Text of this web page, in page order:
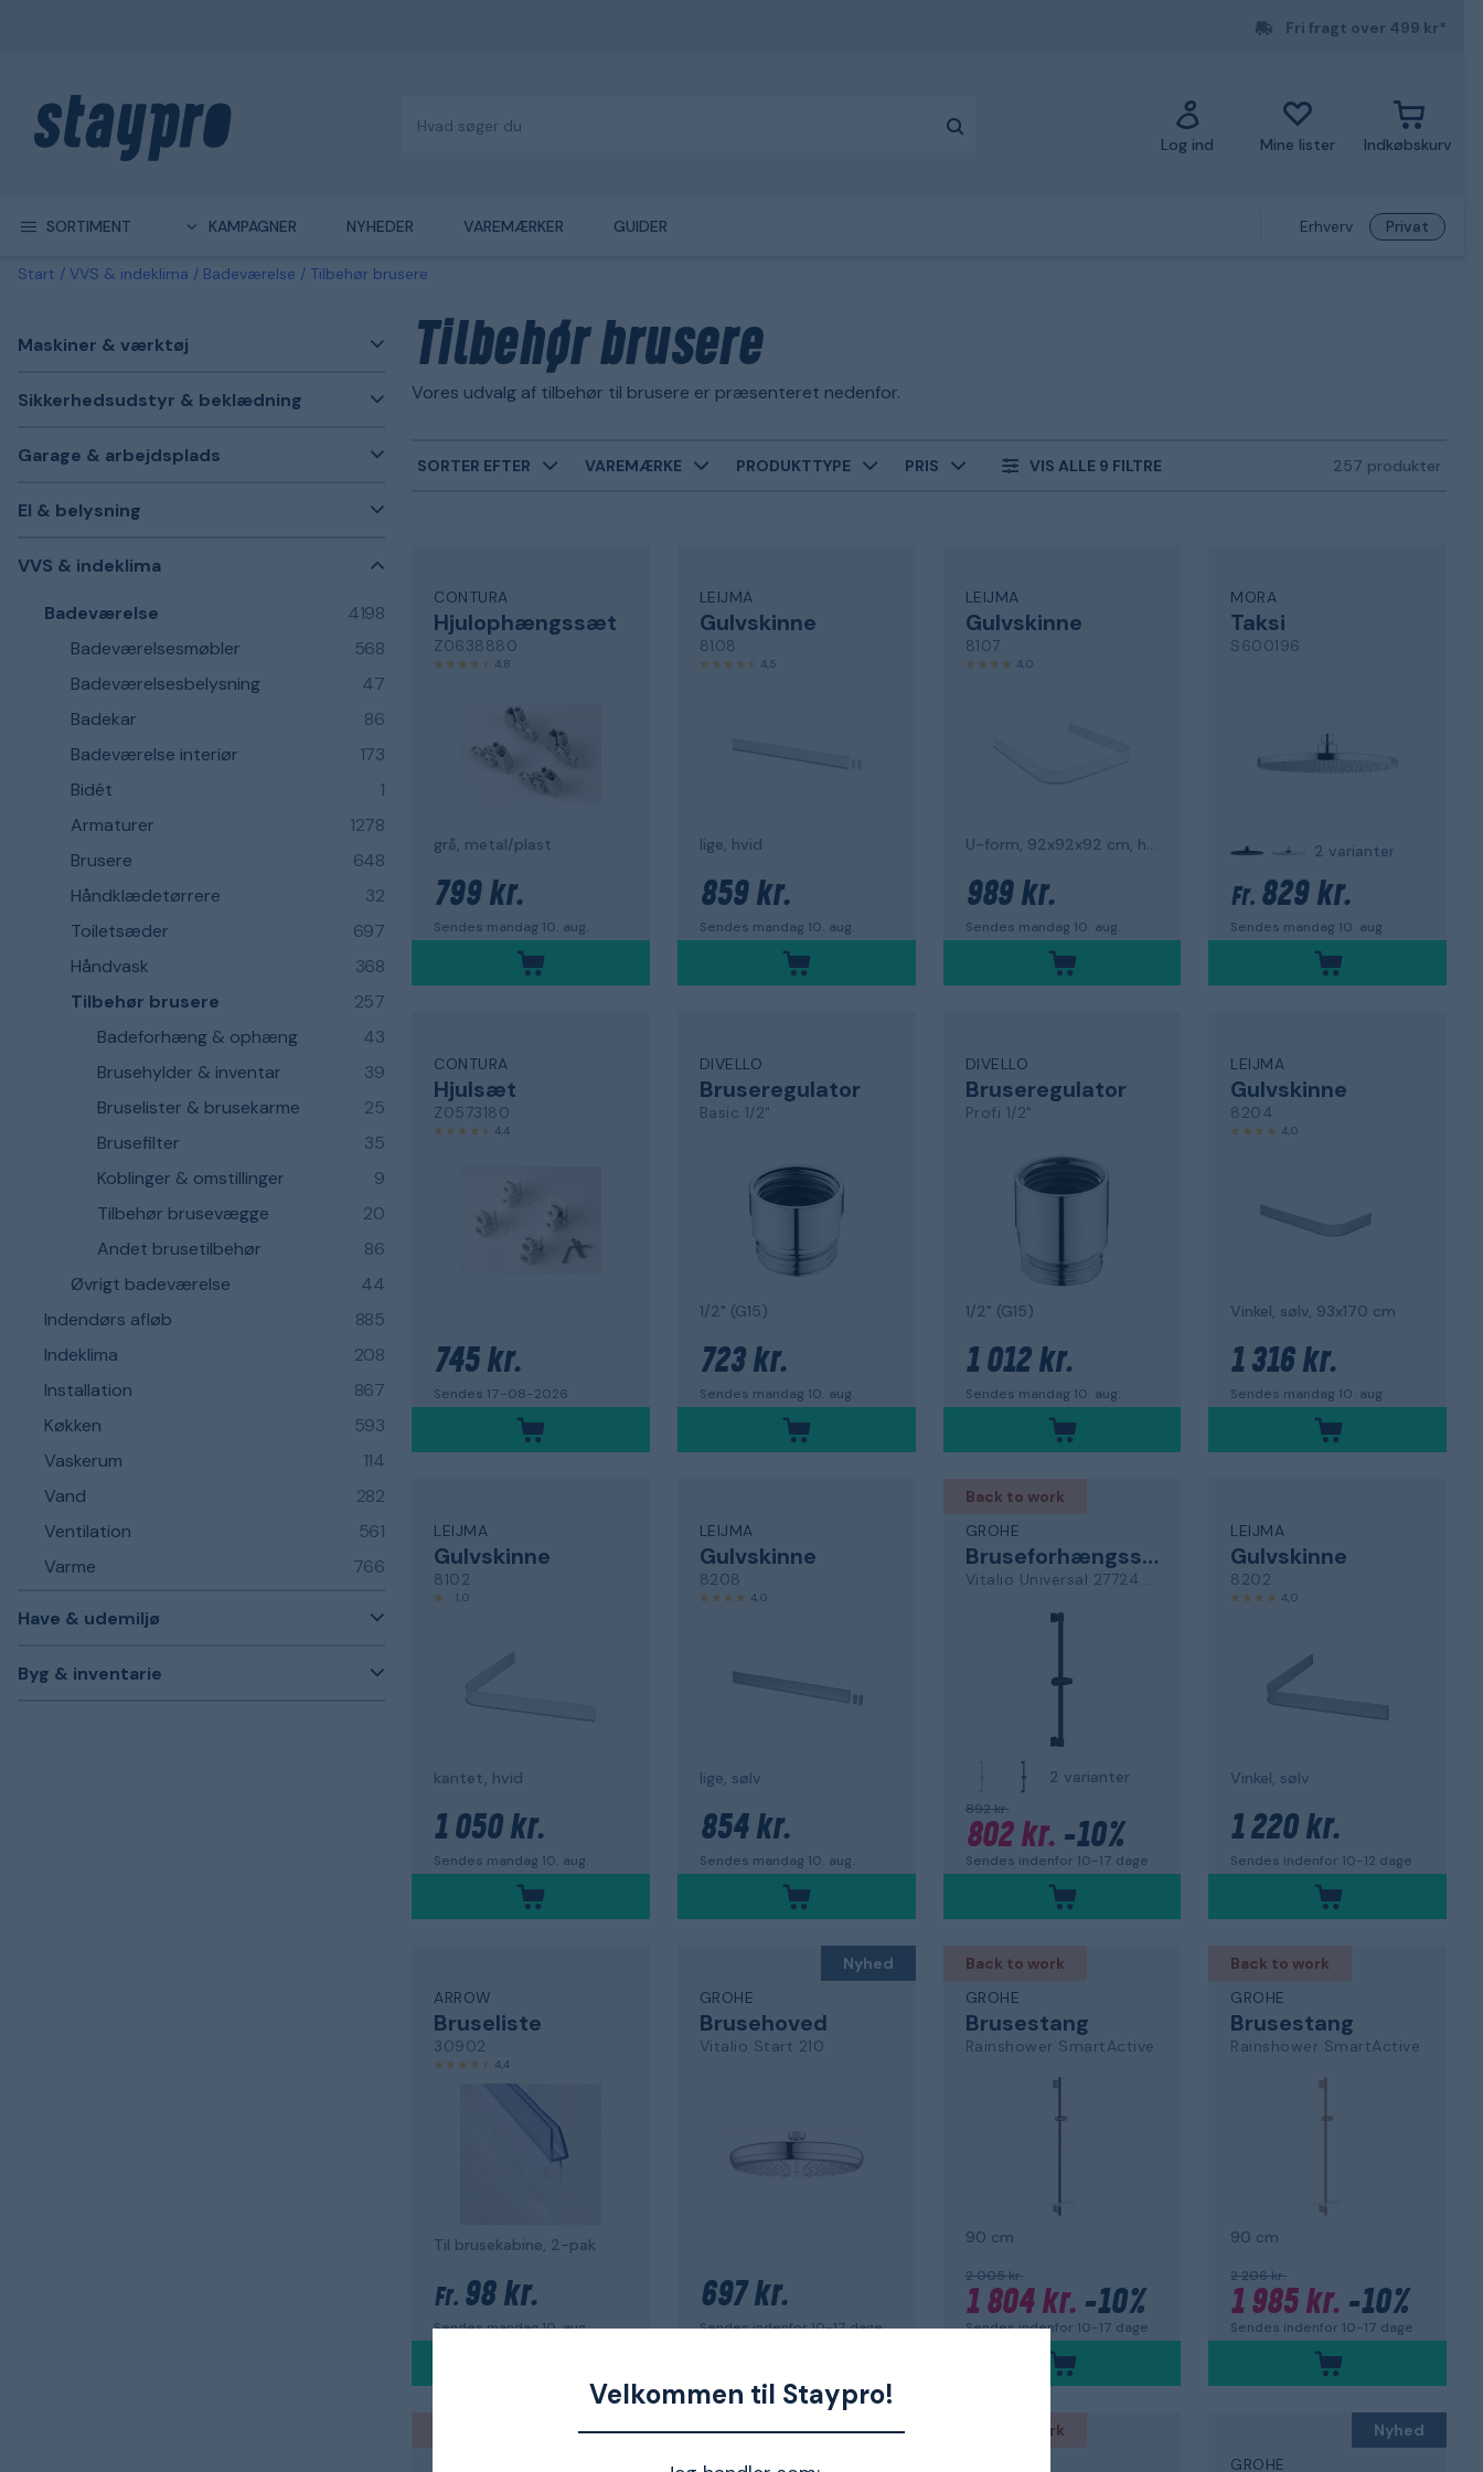
Velkommen til Staypro!
Fri fragt over 499 kr*
Log ind Mine lister Indkøbskurv
SORTIMENT KAMPAGNER NYHEDER VAREMÆRKER GUIDER Erhverv Privat
Start VVS & indeklima Badeværelse Tilbehør brusere
Maskiner & værktøj
Sikkerhedsudstyr & beklædning
Garage & arbejdsplads
El & belysning
VVS & indeklima
Badeværelse
4198
Badeværelsesmøbler
568
Badeværelsesbelysning
47
Badekar
86
Badeværelse interiør
173
Bidét
1
Armaturer
1278
Brusere
648
Håndklædetørrere
32
Toiletsæder
697
Håndvask
368
Tilbehør brusere
257
Badeforhæng & ophæng
43
Brusehylder & inventar
39
Bruselister & brusekarme
25
Brusefilter
35
Koblinger & omstillinger
9
Tilbehør brusevægge
20
Andet brusetilbehør
86
Øvrigt badeværelse
44
Indendørs afløb
885
Indeklima
208
Installation
867
Køkken
593
Vaskerum
114
Vand
282
Ventilation
561
Varme
766
Have & udemiljø
Byg & inventarie
Tilbehør brusere
Vores udvalg af tilbehør til brusere er præsenteret nedenfor.
SORTER EFTER VAREMÆRKE PRODUKTTYPE PRIS VIS ALLE 9 FILTRE 257 produkter
CONTURA
Hjulophængssæt
Z0638880
4,8
grå, metal/plast
799 kr.
Sendes mandag 10. aug.
LEIJMA
Gulvskinne
8108
4,5
lige, hvid
859 kr.
Sendes mandag 10. aug.
LEIJMA
Gulvskinne
8107
4,0
U-form, 92x92x92 cm, hvid
989 kr.
Sendes mandag 10. aug.
MORA
Taksi
S600196
2 varianter
Fr. 829 kr.
Sendes mandag 10. aug.
CONTURA
Hjulsæt
Z0573180
4,4
745 kr.
Sendes 17-08-2026
DIVELLO
Bruseregulator
Basic 1/2"
1/2" (G15)
723 kr.
Sendes mandag 10. aug.
DIVELLO
Bruseregulator
Profi 1/2"
1/2" (G15)
1 012 kr.
Sendes mandag 10. aug.
LEIJMA
Gulvskinne
8204
4,0
Vinkel, sølv, 93x170 cm
1 316 kr.
Sendes mandag 10. aug.
LEIJMA
Gulvskinne
8102
1,0
kantet, hvid
1 050 kr.
Sendes mandag 10. aug.
LEIJMA
Gulvskinne
8208
4,0
lige, sølv
854 kr.
Sendes mandag 10. aug.
Back to work
GROHE
Bruseforhængsstang
Vitalio Universal 277242431
2 varianter
892 kr.
802 kr.-10%
Sendes indenfor 10-17 dage
LEIJMA
Gulvskinne
8202
4,0
Vinkel, sølv
1 220 kr.
Sendes indenfor 10-12 dage
ARROW
Bruseliste
30902
4,4
Til brusekabine, 2-pak
Fr. 98 kr.
Sendes mandag 10. aug.
Nyhed
GROHE
Brusehoved
Vitalio Start 210
697 kr.
Sendes indenfor 10-17 dage
Back to work
GROHE
Brusestang
Rainshower SmartActive
90 cm
2 005 kr.
1 804 kr.-10%
Sendes indenfor 10-17 dage
Back to work
GROHE
Brusestang
Rainshower SmartActive
90 cm
2 206 kr.
1 985 kr. -10%
Sendes indenfor 10-17 dage
Back to work
GROHE
Back to work
Nyhed
GROHE